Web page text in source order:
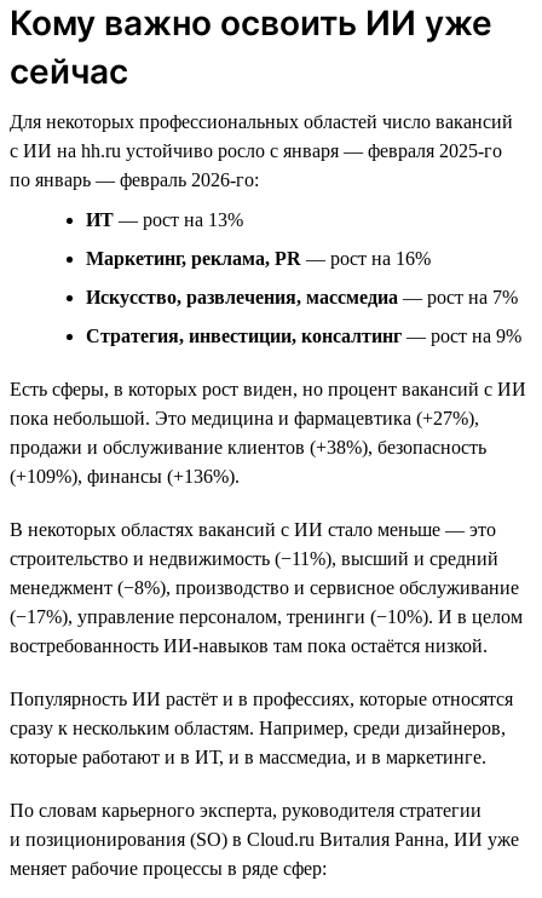
Кому важно освоить ИИ уже
сейчас
Для некоторых профессиональных областей число вакансий
с ИИ на hh.ru устойчиво росло с января — февраля 2025-го
по январь — февраль 2026-го:
ИТ — рост на 13%
Маркетинг, реклама, PR — рост на 16%
Искусство, развлечения, массмедиа — рост на 7%
Стратегия, инвестиции, консалтинг — рост на 9%
Есть сферы, в которых рост виден, но процент вакансий с ИИ
пока небольшой. Это медицина и фармацевтика (+27%),
продажи и обслуживание клиентов (+38%), безопасность
(+109%), финансы (+136%).
В некоторых областях вакансий с ИИ стало меньше — это
строительство и недвижимость (−11%), высший и средний
менеджмент (−8%), производство и сервисное обслуживание
(−17%), управление персоналом, тренинги (−10%). И в целом
востребованность ИИ-навыков там пока остаётся низкой.
Популярность ИИ растёт и в профессиях, которые относятся
сразу к нескольким областям. Например, среди дизайнеров,
которые работают и в ИТ, и в массмедиа, и в маркетинге.
По словам карьерного эксперта, руководителя стратегии
и позиционирования (SO) в Cloud.ru Виталия Ранна, ИИ уже
меняет рабочие процессы в ряде сфер: